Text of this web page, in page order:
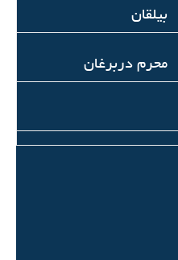
بیلقان
محرم دربرغان